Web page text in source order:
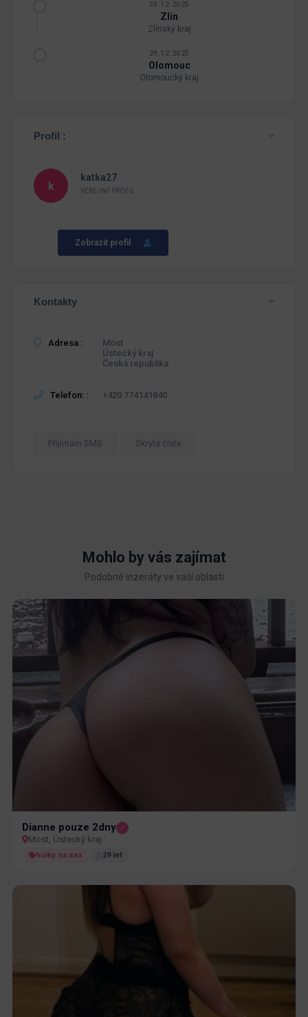
30.12.2025
Zlín
Zlínský kraj
29.12.2025
Olomouc
Olomoucký kraj
Profil :
katka27
VEŘEJNÝ PROFIL
Zobrazit profil
Kontakty
Adresa :
Most
Ústecký kraj
Česká republika
Telefon: : +420 774141840
Přijímám SMS Skrytá čísla
Mohlo by vás zajímat
Podobné inzeráty ve vaší oblasti
Dianne pouze 2dny
Most, Ústecký kraj
holky na sex 29 let